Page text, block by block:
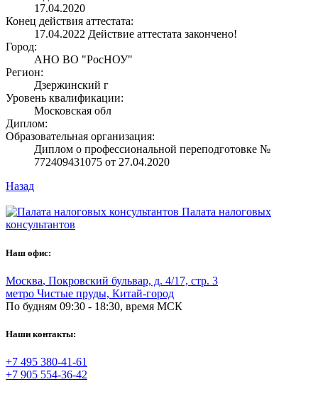
17.04.2020
Конец действия аттестата:
17.04.2022 Действие аттестата закончено!
Город:
АНО ВО "РосНОУ"
Регион:
Дзержинский г
Уровень квалификации:
Московская обл
Диплом:
Образовательная организация:
Диплом о профессиональной переподготовке №
772409431075 от 27.04.2020
Назад
Палата налоговых
консультантов
Наш офис:
Москва, Покровский бульвар, д. 4/17, стр. 3
метро Чистые пруды, Китай-город
По будням 09:30 - 18:30, время МСК
Наши контакты:
+7 495 380-41-61
+7 905 554-36-42